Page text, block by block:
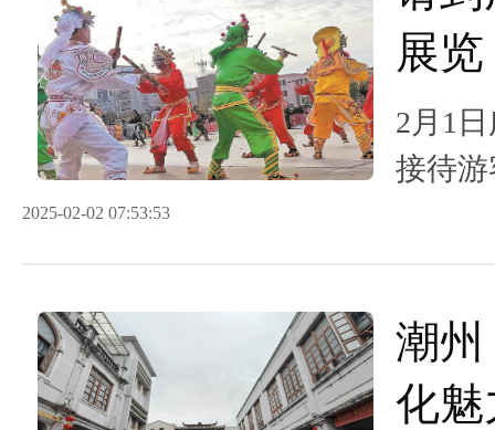
展
寻
2月1
接待游
2025-02-02 07:53:53
潮州
化魅